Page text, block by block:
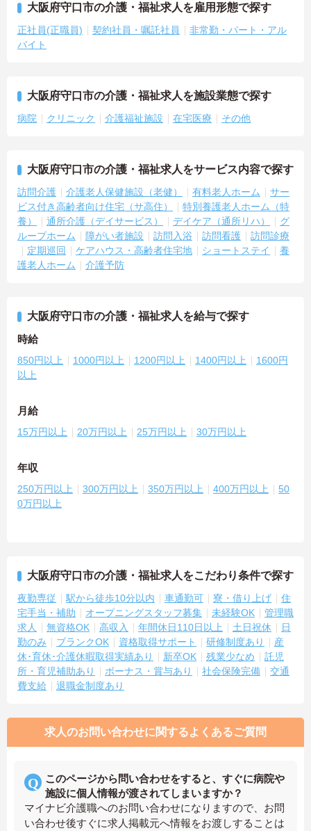
大阪府守口市の介護・福祉求人を雇用形態で探す
正社員(正職員) 契約社員・嘱託社員
非常勤・パート・アル
バイト
大阪府守口市の介護・福祉求人を施設業態で探す
病院 クリニック 介護福祉施設 在宅医療 その他
大阪府守口市の介護・福祉求人をサービス内容で探す
訪問介護 介護老人保健施設（老健） 有料老人ホーム
サー
ビス付き高齢者向け住宅（サ高住）
特別養護老人ホーム（特
養）
通所介護（デイサービス） デイケア（通所リハ）
グ
ループホーム
障がい者施設 訪問入浴 訪問看護
訪問診療
定期巡回
ケアハウス・高齢者住宅地 ショートステイ
養
護老人ホーム
介護予防
大阪府守口市の介護・福祉求人を給与で探す
時給
850円以上 1000円以上 1200円以上 1400円以上
1600円
以上
月給
15万円以上 20万円以上 25万円以上 30万円以上
年収
250万円以上 300万円以上 350万円以上 400万円以上
50
0万円以上
大阪府守口市の介護・福祉求人をこだわり条件で探す
夜勤専従 駅から徒歩10分以内 車通勤可 寮・借り上げ
住
宅手当・補助
オープニングスタッフ募集 未経験OK
管理職
求人
無資格OK 高収入 年間休日110日以上 土日祝休
日
勤のみ
ブランクOK 資格取得サポート 研修制度あり
産
休･育休･介護休暇取得実績あり
新卒OK 残業少なめ
託児
所・育児補助あり
ボーナス・賞与あり 社会保険完備
交通
費支給
退職金制度あり
求人のお問い合わせに関するよくあるご質問
このページから問い合わせをすると、すぐに病院や
施設に個人情報が渡されてしまいますか？
マイナビ介護職へのお問い合わせになりますので、お問
い合わせ後すぐに求人掲載元へ情報をお渡しすることは